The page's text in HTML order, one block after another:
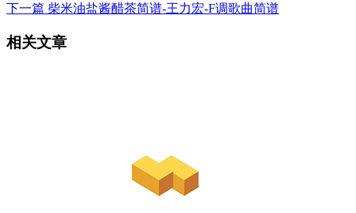
下一篇 柴米油盐酱醋茶简谱-王力宏-F调歌曲简谱
相关文章